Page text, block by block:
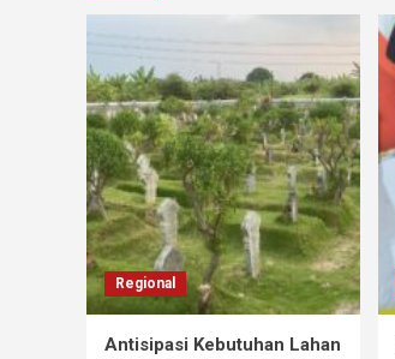
Regional
Antisipasi Kebutuhan Lahan